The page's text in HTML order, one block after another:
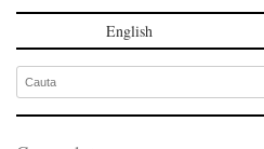
English